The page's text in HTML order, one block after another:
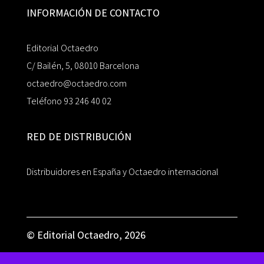
INFORMACIÓN DE CONTACTO
Editorial Octaedro
C/ Bailén, 5, 08010 Barcelona
octaedro@octaedro.com
Teléfono 93 246 40 02
RED DE DISTRIBUCIÓN
Distribuidores en España y Octaedro internacional
© Editorial Octaedro, 2026